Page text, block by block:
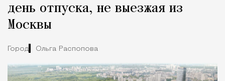
день отпуска, не выезжая из
Москвы
Город Ольга Распопова